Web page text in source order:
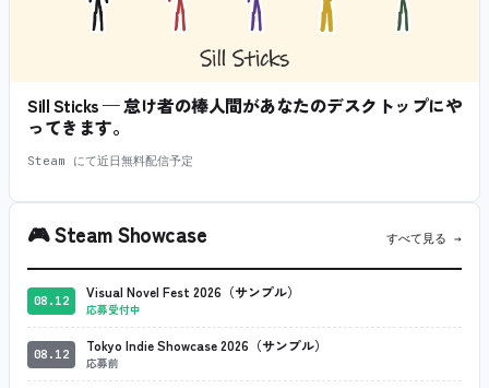
Sill Sticks — 怠け者の棒人間があなたのデスクトップにや
ってきます。
Steam にて近日無料配信予定
🎮Steam Showcase すべて見る →
08.12 Visual Novel Fest 2026（サンプル）
応募受付中
08.12 Tokyo Indie Showcase 2026（サンプル）
応募前